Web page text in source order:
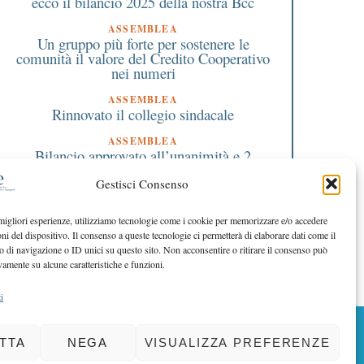
Gestisci Consenso
esperienze, utilizziamo tecnologie come i cookie per memorizzare e/o accedere
del dispositivo. Il consenso a queste tecnologie ci permetterà di elaborare dati come il
di navigazione o ID unici su questo sito. Non acconsentire o ritirare il consenso può
su alcune caratteristiche e funzioni.
NEGA VISUALIZZA PREFERENZE
ASSEMBLEA
Un gruppo più forte per sostenere le
comunità il valore del Credito Cooperativo
nei numeri
ASSEMBLEA
Rinnovato il collegio sindacale
ASSEMBLEA
Bilancio approvato all’unanimità e 2
EDITORIALE PRESIDENTE
Costruire futuro insieme
BACK TO TOP